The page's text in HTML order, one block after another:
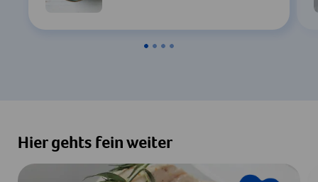
Hier gehts fein weiter